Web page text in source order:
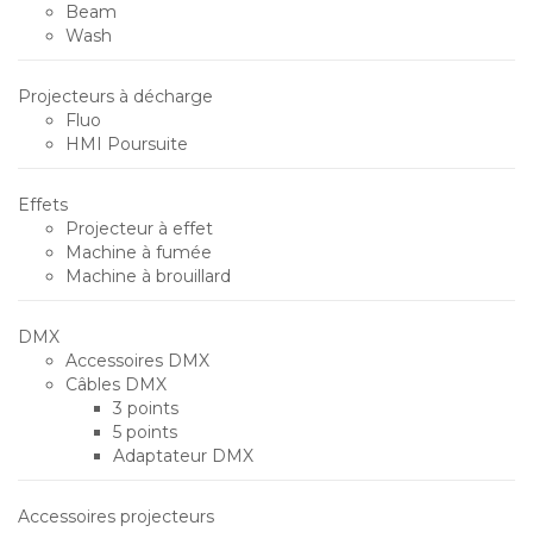
Beam
Wash
Projecteurs à décharge
Fluo
HMI Poursuite
Effets
Projecteur à effet
Machine à fumée
Machine à brouillard
DMX
Accessoires DMX
Câbles DMX
3 points
5 points
Adaptateur DMX
Accessoires projecteurs